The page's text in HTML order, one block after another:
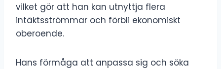
vilket gör att han kan utnyttja flera
intäktsströmmar och förbli ekonomiskt
oberoende.
Hans förmåga att anpassa sig och söka